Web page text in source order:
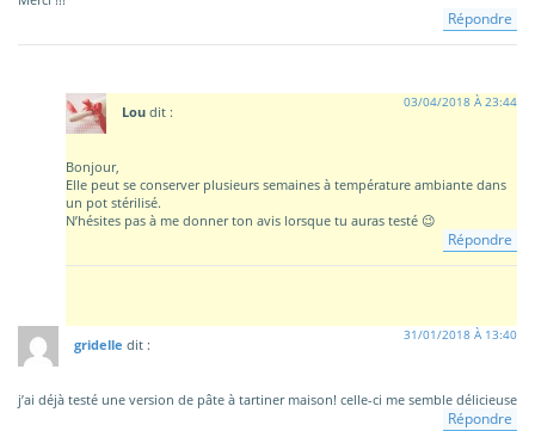
Répondre
Lou dit :
03/04/2018 À 23:44
Bonjour,
Elle peut se conserver plusieurs semaines à température ambiante dans
un pot stérilisé.
N’hésites pas à me donner ton avis lorsque tu auras testé 😉
Répondre
gridelle dit :
31/01/2018 À 13:40
j’ai déjà testé une version de pâte à tartiner maison! celle-ci me semble délicieuse
Répondre